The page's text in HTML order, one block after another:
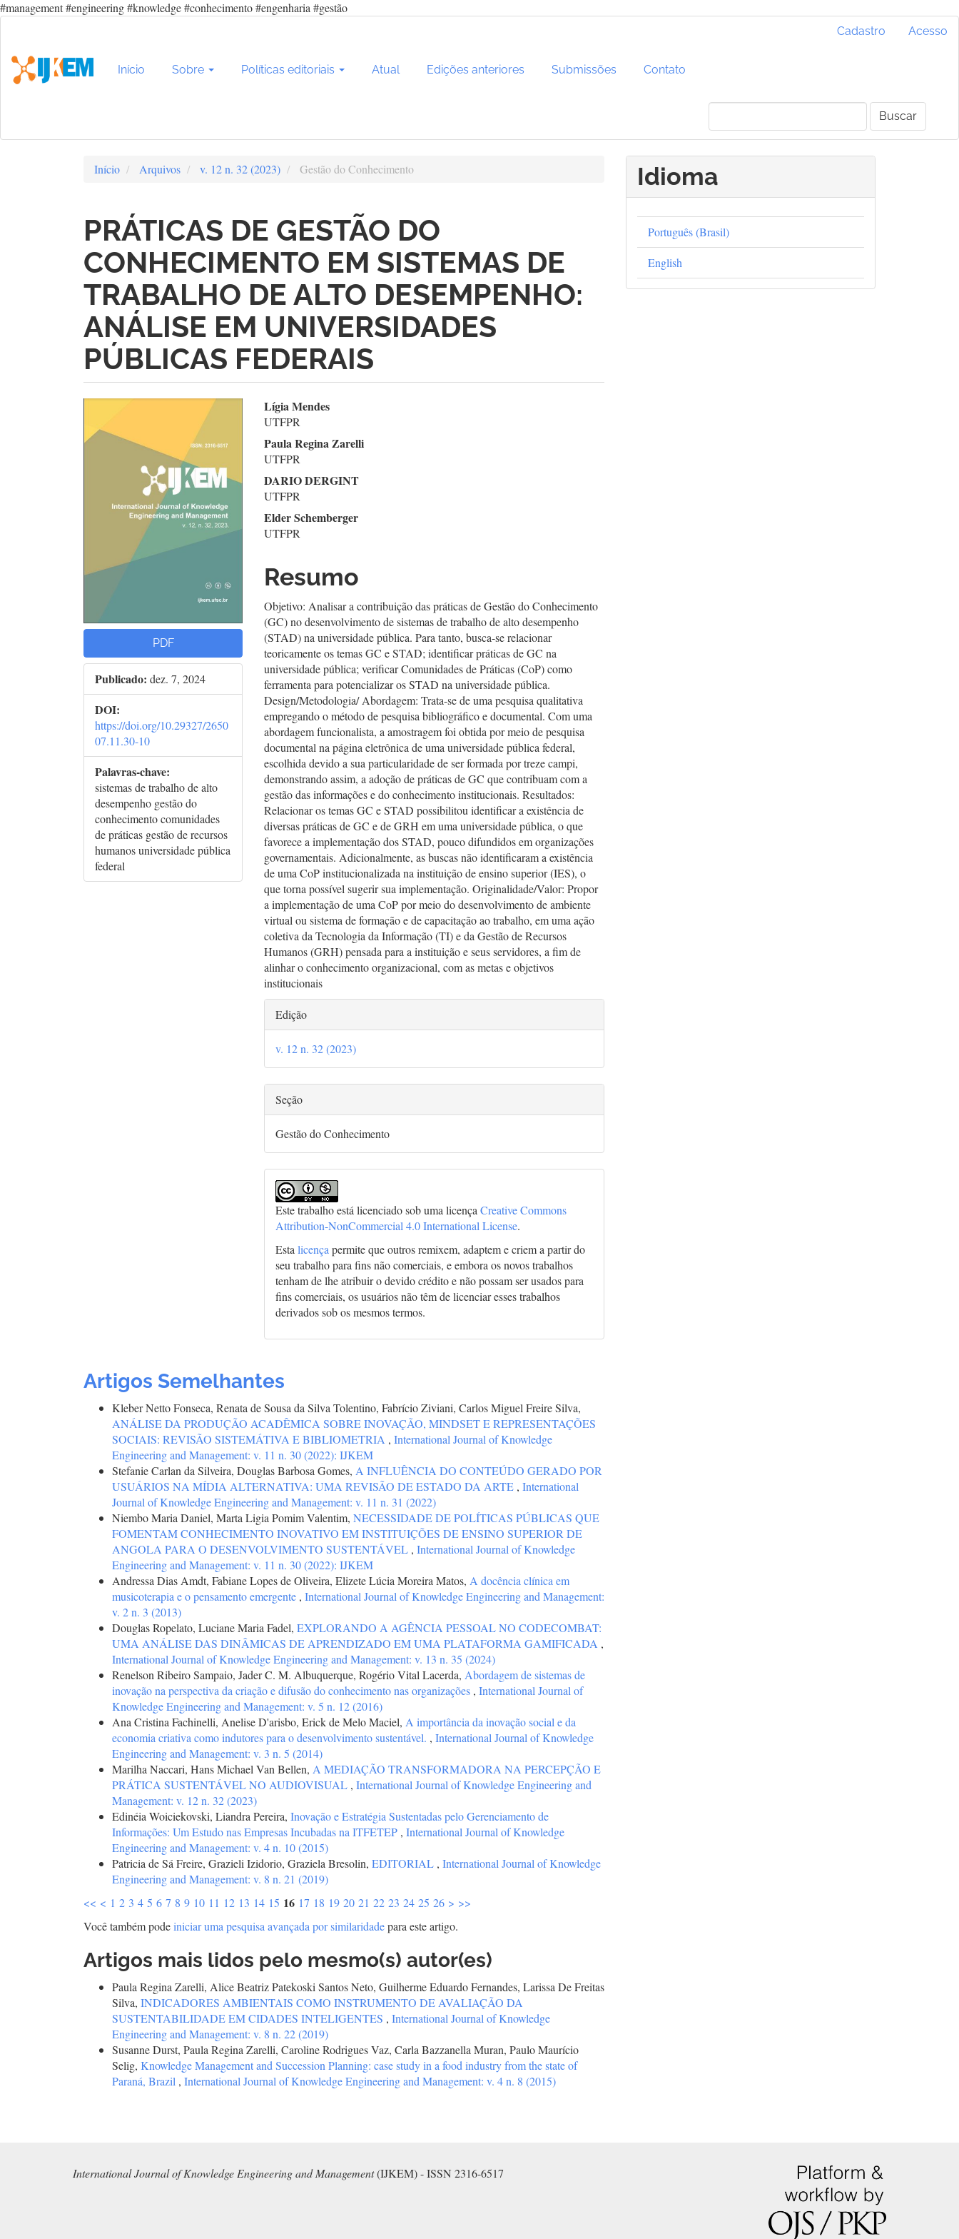
#management #engineering #knowledge #conhecimento #engenharia #gestão
Conteúdo
principal
Barra
Cadastro Acesso
Início Sobre Políticas editoriais Atual Edições anteriores Submissões Contato
Buscar
Início Arquivos v. 12 n. 32 (2023) Gestão do Conhecimento
PRÁTICAS DE GESTÃO DO
CONHECIMENTO EM SISTEMAS DE
TRABALHO DE ALTO DESEMPENHO:
ANÁLISE EM UNIVERSIDADES
PÚBLICAS FEDERAIS
lateral
artigos
PDF
Publicado: dez. 7, 2024
DOI:
https://doi.org/10.29327/2650
07.11.30-10
Palavras-chave:
sistemas de trabalho de alto
desempenho gestão do
conhecimento comunidades
de práticas gestão de recursos
humanos universidade pública
federal
Conteúdo
do
artigo
principal
Lígia Mendes
UTFPR
Paula Regina Zarelli
UTFPR
DARIO DERGINT
UTFPR
Elder Schemberger
UTFPR
Resumo
Objetivo: Analisar a contribuição das práticas de Gestão do Conhecimento
(GC) no desenvolvimento de sistemas de trabalho de alto desempenho
(STAD) na universidade pública. Para tanto, busca-se relacionar
teoricamente os temas GC e STAD; identificar práticas de GC na
universidade pública; verificar Comunidades de Práticas (CoP) como
ferramenta para potencializar os STAD na universidade pública.
Design/Metodologia/ Abordagem: Trata-se de uma pesquisa qualitativa
empregando o método de pesquisa bibliográfico e documental. Com uma
abordagem funcionalista, a amostragem foi obtida por meio de pesquisa
documental na página eletrônica de uma universidade pública federal,
escolhida devido a sua particularidade de ser formada por treze campi,
demonstrando assim, a adoção de práticas de GC que contribuam com a
gestão das informações e do conhecimento institucionais. Resultados:
Relacionar os temas GC e STAD possibilitou identificar a existência de
diversas práticas de GC e de GRH em uma universidade pública, o que
favorece a implementação dos STAD, pouco difundidos em organizações
governamentais. Adicionalmente, as buscas não identificaram a existência
de uma CoP institucionalizada na instituição de ensino superior (IES), o
que torna possível sugerir sua implementação. Originalidade/Valor: Propor
a implementação de uma CoP por meio do desenvolvimento de ambiente
virtual ou sistema de formação e de capacitação ao trabalho, em uma ação
coletiva da Tecnologia da Informação (TI) e da Gestão de Recursos
Humanos (GRH) pensada para a instituição e seus servidores, a fim de
alinhar o conhecimento organizacional, com as metas e objetivos
institucionais
Detalhes
do
artigo
Edição
v. 12 n. 32 (2023)
Seção
Gestão do Conhecimento
Este trabalho está licenciado sob uma licençaCreative Commons
Attribution-NonCommercial 4.0 International License.
Estalicença permite que outros remixem, adaptem e criem a partir do
seu trabalho para fins não comerciais, e embora os novos trabalhos
tenham de lhe atribuir o devido crédito e não possam ser usados para
fins comerciais, os usuários não têm de licenciar esses trabalhos
derivados sob os mesmos termos.
Artigos Semelhantes
Kleber Netto Fonseca, Renata de Sousa da Silva Tolentino, Fabrício Ziviani, Carlos Miguel Freire Silva,
ANÁLISE DA PRODUÇÃO ACADÊMICA SOBRE INOVAÇÃO, MINDSET E REPRESENTAÇÕES
SOCIAIS: REVISÃO SISTEMÁTIVA E BIBLIOMETRIA , International Journal of Knowledge
Engineering and Management: v. 11 n. 30 (2022): IJKEM
Stefanie Carlan da Silveira, Douglas Barbosa Gomes, A INFLUÊNCIA DO CONTEÚDO GERADO POR
USUÁRIOS NA MÍDIA ALTERNATIVA: UMA REVISÃO DE ESTADO DA ARTE , International
Journal of Knowledge Engineering and Management: v. 11 n. 31 (2022)
Niembo Maria Daniel, Marta Ligia Pomim Valentim, NECESSIDADE DE POLÍTICAS PÚBLICAS QUE
FOMENTAM CONHECIMENTO INOVATIVO EM INSTITUIÇÕES DE ENSINO SUPERIOR DE
ANGOLA PARA O DESENVOLVIMENTO SUSTENTÁVEL , International Journal of Knowledge
Engineering and Management: v. 11 n. 30 (2022): IJKEM
Andressa Dias Amdt, Fabiane Lopes de Oliveira, Elizete Lúcia Moreira Matos, A docência clínica em
musicoterapia e o pensamento emergente , International Journal of Knowledge Engineering and Management:
v. 2 n. 3 (2013)
Douglas Ropelato, Luciane Maria Fadel, EXPLORANDO A AGÊNCIA PESSOAL NO CODECOMBAT:
UMA ANÁLISE DAS DINÂMICAS DE APRENDIZADO EM UMA PLATAFORMA GAMIFICADA ,
International Journal of Knowledge Engineering and Management: v. 13 n. 35 (2024)
Renelson Ribeiro Sampaio, Jader C. M. Albuquerque, Rogério Vital Lacerda, Abordagem de sistemas de
inovação na perspectiva da criação e difusão do conhecimento nas organizações , International Journal of
Knowledge Engineering and Management: v. 5 n. 12 (2016)
Ana Cristina Fachinelli, Anelise D'arisbo, Erick de Melo Maciel, A importância da inovação social e da
economia criativa como indutores para o desenvolvimento sustentável. , International Journal of Knowledge
Engineering and Management: v. 3 n. 5 (2014)
Marilha Naccari, Hans Michael Van Bellen, A MEDIAÇÃO TRANSFORMADORA NA PERCEPÇÃO E
PRÁTICA SUSTENTÁVEL NO AUDIOVISUAL , International Journal of Knowledge Engineering and
Management: v. 12 n. 32 (2023)
Edinéia Woiciekovski, Liandra Pereira, Inovação e Estratégia Sustentadas pelo Gerenciamento de
Informações: Um Estudo nas Empresas Incubadas na ITFETEP , International Journal of Knowledge
Engineering and Management: v. 4 n. 10 (2015)
Patricia de Sá Freire, Grazieli Izidorio, Graziela Bresolin, EDITORIAL , International Journal of Knowledge
Engineering and Management: v. 8 n. 21 (2019)
<< < 1 2 3 4 5 6 7 8 9 10 11 12 13 14 15 16 17 18 19 20 21 22 23 24 25 26 > >>
Você também podeiniciar uma pesquisa avançada por similaridadepara este artigo.
Artigos mais lidos pelo mesmo(s) autor(es)
Paula Regina Zarelli, Alice Beatriz Patekoski Santos Neto, Guilherme Eduardo Fernandes, Larissa De Freitas
Silva, INDICADORES AMBIENTAIS COMO INSTRUMENTO DE AVALIAÇÃO DA
SUSTENTABILIDADE EM CIDADES INTELIGENTES , International Journal of Knowledge
Engineering and Management: v. 8 n. 22 (2019)
Susanne Durst, Paula Regina Zarelli, Caroline Rodrigues Vaz, Carla Bazzanella Muran, Paulo Maurício
Selig, Knowledge Management and Succession Planning: case study in a food industry from the state of
Paraná, Brazil , International Journal of Knowledge Engineering and Management: v. 4 n. 8 (2015)
Idioma
Português (Brasil)
English
International Journal of Knowledge Engineering and Management(IJKEM) - ISSN 2316-6517